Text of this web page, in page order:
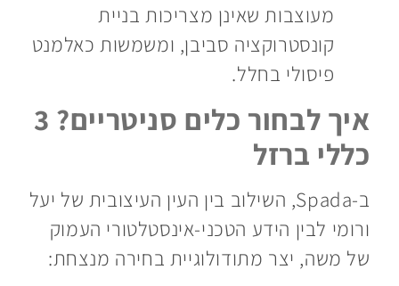
מעוצבות שאינן מצריכות בניית
קונסטרוקציה סביבן, ומשמשות כאלמנט
פיסולי בחלל.
איך לבחור כלים סניטריים? 3
כללי ברזל
ב-Spada, השילוב בין העין העיצובית של יעל
ורומי לבין הידע הטכני-אינסטלטורי העמוק
של משה, יצר מתודולוגיית בחירה מנצחת: